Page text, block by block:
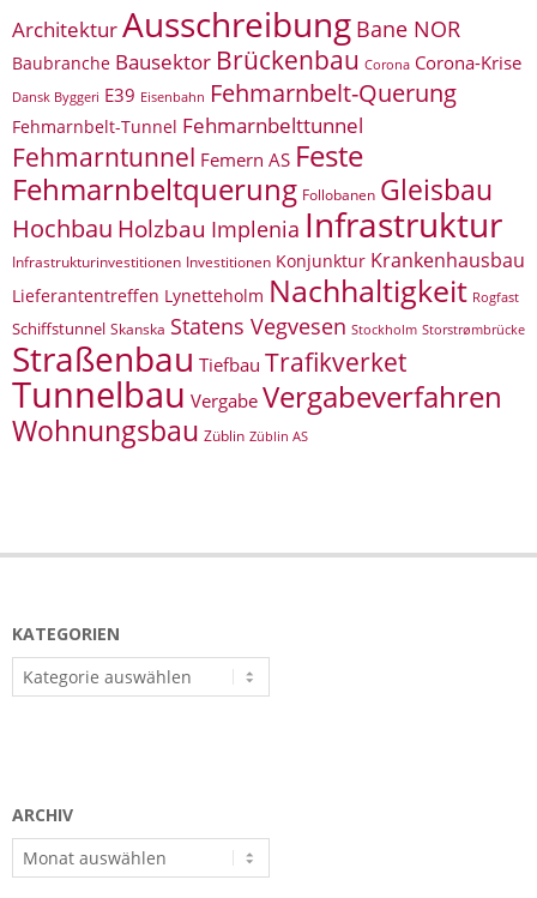
ArchitekturAusschreibung Bane NOR
Baubranche Bausektor Brückenbau Corona Corona-Krise
Dansk Byggeri E39 Eisenbahn Fehmarnbelt-Querung
Fehmarnbelt-Tunnel Fehmarnbelttunnel
Fehmarntunnel Femern AS Feste
Fehmarnbeltquerung Follobanen Gleisbau
Hochbau Holzbau Implenia Infrastruktur
Infrastrukturinvestitionen Investitionen Konjunktur Krankenhausbau
Lieferantentreffen Lynetteholm Nachhaltigkeit Rogfast
Schiffstunnel Skanska Statens Vegvesen Stockholm Storstrømbrücke
Straßenbau Tiefbau Trafikverket
Tunnelbau Vergabe Vergabeverfahren
Wohnungsbau Züblin Züblin AS
KATEGORIEN
Kategorien
ARCHIV
Archiv